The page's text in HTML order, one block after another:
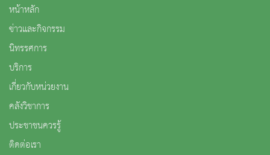
หน้าหลัก
ข่าวและกิจกรรม
นิทรรศการ
บริการ
เกี่ยวกับหน่วยงาน
คลังวิชาการ
ประชาชนควรรู้
ติดต่อเรา